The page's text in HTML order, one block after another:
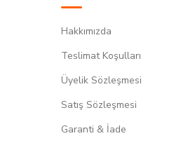
Hakkımızda
Teslimat Koşulları
Üyelik Sözleşmesi
Satış Sözleşmesi
Garanti & İade